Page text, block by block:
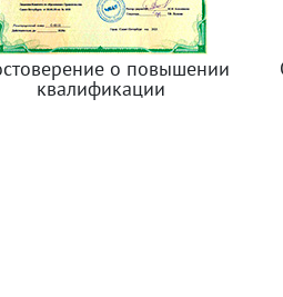
о повышении
квалификации